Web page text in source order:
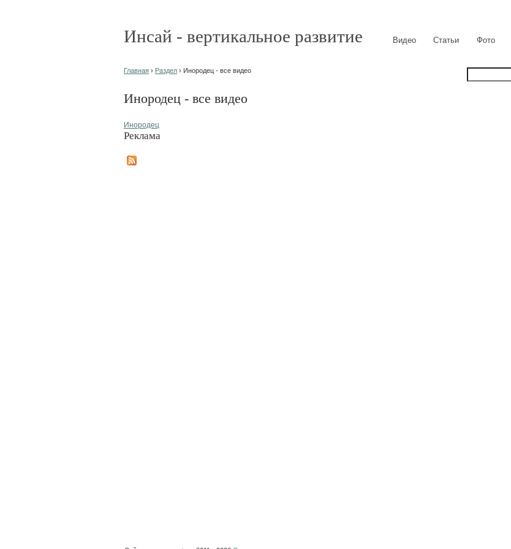
Инсай - вертикальное развитие Видео Статьи Фото
Главная › Раздел › Инородец - все видео
Инородец - все видео
Инородец
Реклама